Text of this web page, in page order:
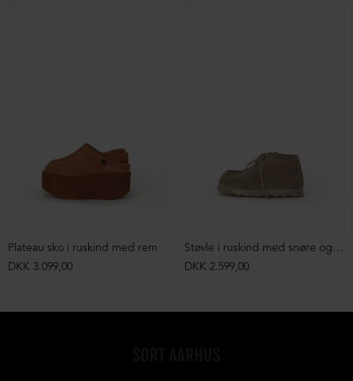
Plateau sko i ruskind med rem
DKK 3.099,00
Støvle i ruskind med snøre og markant syning
DKK 2.599,00